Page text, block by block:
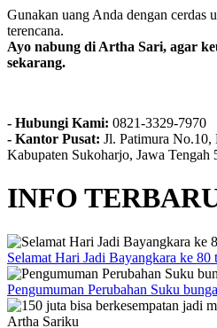
Gunakan uang Anda dengan cerdas
terencana.
Ayo nabung di Artha Sari, agar
sekarang.
- Hubungi Kami: 0821-3329-7970
- Kantor Pusat: Jl. Patimura No.10,
Kabupaten Sukoharjo, Jawa Tengah
INFO
Selamat Hari Jadi Bayangkara ke 80
Pengumuman Perubahan Suku